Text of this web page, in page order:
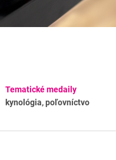
Tematické medaily
kynológia, poľovníctvo